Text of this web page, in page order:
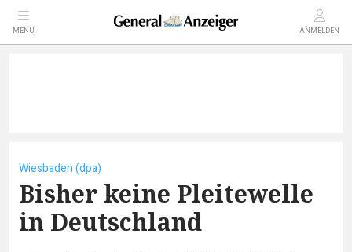
MENÜ ANMELDEN
Wiesbaden (dpa)
Bisher keine Pleitewelle
in Deutschland